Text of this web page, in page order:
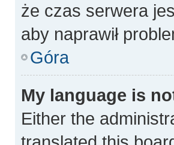
że czas serwera
aby naprawił
Góra
My language is
Either the